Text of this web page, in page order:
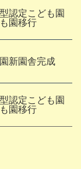
認定こども園
園移行
新園舎完成
認定こども園
園移行